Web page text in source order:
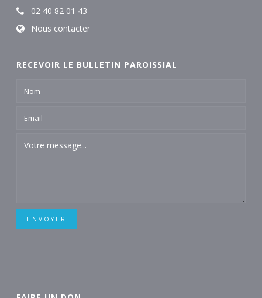
02 40 82 01 43
Nous contacter
RECEVOIR LE BULLETIN PAROISSIAL
ENVOYER